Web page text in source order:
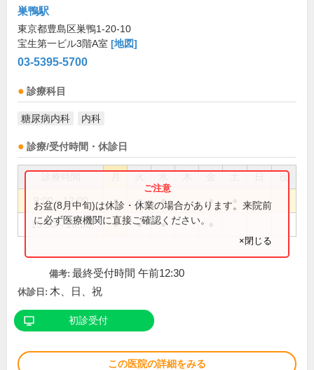
巣鴨駅
東京都豊島区巣鴨1-20-10
宝生第一ビル3階A室 [地図]
03-5395-5700
診療科目
糖尿病内科 内科
診療/受付時間・休診日
祝
9:00～13:00 ● ● ● ●
15:30～18:30 ● ● ●
お盆(8月中旬)は休診・休業の場合があります。来院前
に必ず医療機関に直接ご確認ください。
×閉じる
備考: 最終受付時間 午前12:30
休診日: 木、日、祝
初診受付
この医院の詳細をみる